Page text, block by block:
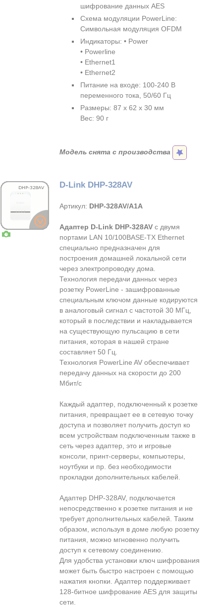
шифрование данных AES
Схема модуляции PowerLine:
Символьная модуляция OFDM
Индикаторы: • Power
• Powerline
• Ethernet1
• Ethernet2
Питание на входе: 100-240 В
переменного тока, 50/60 Гц
Размеры: 87 x 62 x 30 мм
Вес: 90 г
Модель снята с производства
D-Link DHP-328AV
Артикул: DHP-328AV/A1A
Адаптер D-Link DHP-328AV с двумя
портами LAN 10/100BASE-TX Ethernet
специально предназначен для
построения домашней локальной сети
через электропроводку дома.
Технология передачи данных через
розетку PowerLine - зашифрованные
специальным ключом данные кодируются
в аналоговый сигнал с частотой 30 МГц,
который в последствии и накладывается
на существующую пульсацию в сети
питания, которая в нашей стране
составляет 50 Гц.
Технология PowerLine AV обеспечивает
передачу данных на скорости до 200
Мбит/с
Каждый адаптер, подключенный к розетке
питания, превращает ее в сетевую точку
доступа и позволяет получить доступ ко
всем устройствам подключенным также в
сеть через адаптер, это и игровые
консоли, принт-серверы, компьютеры,
ноутбуки и пр. без необходимости
прокладки дополнительных кабелей.
Адаптер DHP-328AV, подключается
непосредственно к розетке питания и не
требует дополнительных кабелей. Таким
образом, используя в доме любую розетку
питания, можно мгновенно получить
доступ к сетевому соединению.
Для удобства установки ключ шифрования
может быть быстро настроен с помощью
нажатия кнопки. Адаптер поддерживает
128-битное шифрование AES для защиты
сети.